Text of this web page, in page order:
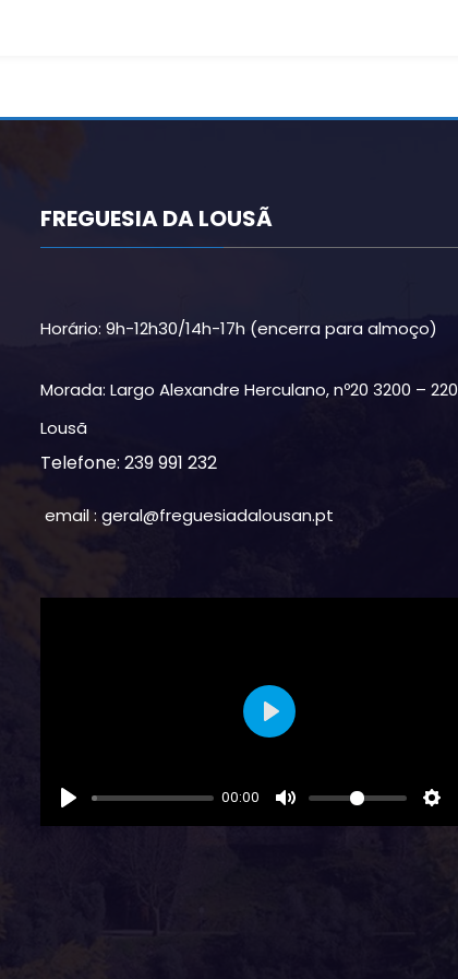
FREGUESIA DA LOUSÃ
Horário: 9h-12h30/14h-17h (encerra para almoço)
Morada: Largo Alexandre Herculano, nº20 3200 – 220
Lousã
Telefone: 239 991 232
email : geral@freguesiadalousan.pt
00:00
Play